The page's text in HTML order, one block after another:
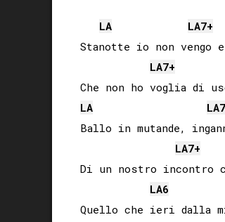
LA LA7+
Stanotte io non vengo
LA7+
LA
LA
Ballo in mutande,
LA7+
Di un nostro incontro
LA6
Quello che ieri dalla